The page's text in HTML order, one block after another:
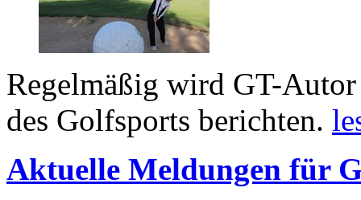
Regelmäßig wird GT-
des Golfsports berichten.
Aktuelle Meldungen für